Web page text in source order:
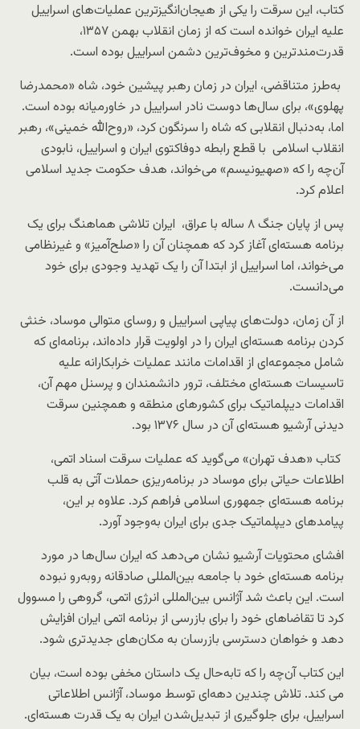
کتاب، این سرقت را یکی از هیجان‌انگیزترین عملیات‌های اسراییل
علیه ایران خوانده است که از زمان انقلاب بهمن ۱۳۵۷،
قدرت‌مندترین و مخوف‌ترین دشمن اسراییل بوده است.
به‌طرز متناقضی، ایران در زمان رهبر پیشین خود، شاه «محمدرضا
پهلوی»، برای سال‌ها دوست نادر اسراییل در خاورمیانه بوده است.
اما، به‌دنبال انقلابی که شاه را سرنگون کرد، «روح‌الله خمینی»، رهبر
انقلاب اسلامی با قطع رابطه دوفاکتوی ایران و اسراییل، نابودی
آن‌چه را که «صهیونیسم» می‌خواند، هدف حکومت جدید اسلامی
اعلام کرد.
پس از پایان جنگ ۸ ساله با عراق، ایران تلاشی هماهنگ برای یک
برنامه هسته‌ای آغاز کرد که همچنان آن را «صلح‌آمیز» و غیرنظامی
می‌خواند، اما اسراییل از ابتدا آن را یک تهدید وجودی برای خود
می‌دانست.
از آن زمان، دولت‌های پیاپی اسراییل و روسای متوالی موساد، خنثی
کردن برنامه هسته‌ای ایران را در اولویت قرار داده‌اند، برنامه‌ای که
شامل مجموعه‌ای از اقدامات مانند عملیات خرابکارانه علیه
تاسیسات هسته‌ای مختلف، ترور دانشمندان و پرسنل مهم آن،
اقدامات دیپلماتیک برای کشورهای منطقه و همچنین سرقت
دیدنی آرشیو هسته‌ای آن در سال ۱۳۷۶ بود.
کتاب «هدف تهران» می‌گوید که عملیات سرقت اسناد اتمی،
اطلاعات حیاتی برای موساد در برنامه‌ریزی حملات آتی به قلب
برنامه هسته‌ای جمهوری اسلامی فراهم کرد. علاوه بر این،
پیامدهای دیپلماتیک جدی برای ایران به‌وجود آورد.
افشای محتویات آرشیو نشان می‌دهد که ایران سال‌ها در مورد
برنامه هسته‌ای خود با جامعه بین‌المللی صادقانه روبه‌رو نبوده
است. این باعث شد آژانس بین‌المللی انرژی اتمی، گروهی را مسوول
کرد تا تقاضاهای خود را برای بازرسی از برنامه اتمی ایران افزایش
دهد و خواهان دسترسی بازرسان به مکان‌های جدیدتری شود.
این کتاب آن‌چه را که تا‌به‌حال یک داستان مخفی بوده است، بیان
می کند. تلاش چندین دهه‌ای توسط موساد، آژانس اطلاعاتی
اسراییل، برای جلوگیری از تبدیل‌شدن ایران به یک قدرت هسته‌ای.